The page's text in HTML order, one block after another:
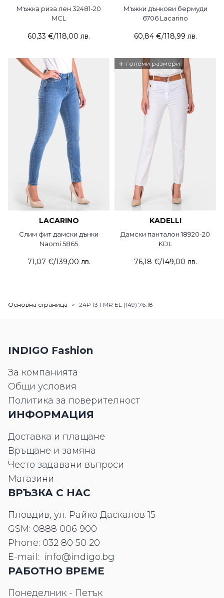
Мъжка риза лен 32481-20
MCL
60,33 €/118,00 лв.
Мъжки дънкови бермуди
6706 Lacarino
60,84 €/118,99 лв.
LACARINO
Слим фит дамски дънки
Naomi 5865
71,07 €/139,00 лв.
+ големи размери
KADELLI
Дамски панталон 18920-20
KDL
76,18 €/149,00 лв.
Основна страница > 24P 13 FMR EL (149) 76.18
INDIGO Fashion
За компанията
Общи условия
Политика за поверителност
ИНФОРМАЦИЯ
Доставка и плащане
Връщане и замяна
Често задавани въпроси
Магазини
ВРЪЗКА С НАС
Пловдив, ул. Райко Даскалов 15
GSM: 0888 006 900
Phone: 032 80 50 20
E-mail: info@indigo.bg
РАБОТНО ВРЕМЕ
Понеделник - Петък